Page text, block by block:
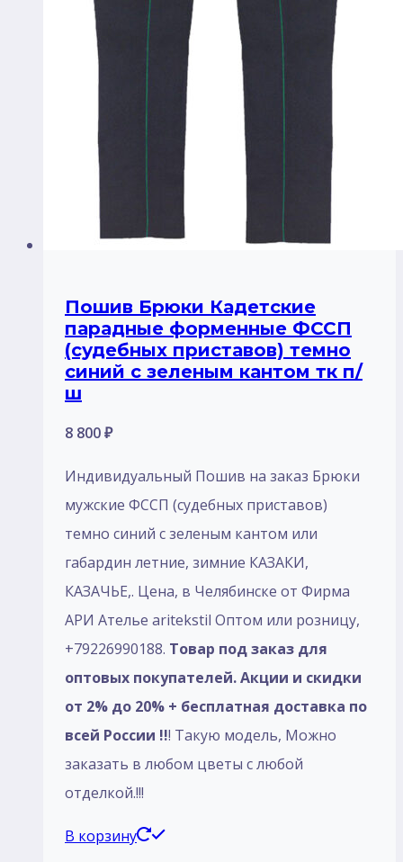
Пошив Брюки Кадетские
парадные форменные ФССП
(судебных приставов) темно
синий с зеленым кантом тк п/
ш
8 800₽
Индивидуальный Пошив на заказ Брюки
мужские ФССП (судебных приставов)
темно синий с зеленым кантом или
габардин летние, зимние КАЗАКИ,
КАЗАЧЬЕ,. Цена, в Челябинске от Фирма
АРИ Ателье aritekstil Оптом или розницу,
+79226990188. Товар под заказ для
оптовых покупателей. Акции и скидки
от 2% до 20% + бесплатная доставка по
всей России !!! Такую модель, Mожно
заказать в любом цветы с любой
отделкой.!!!
В корзину